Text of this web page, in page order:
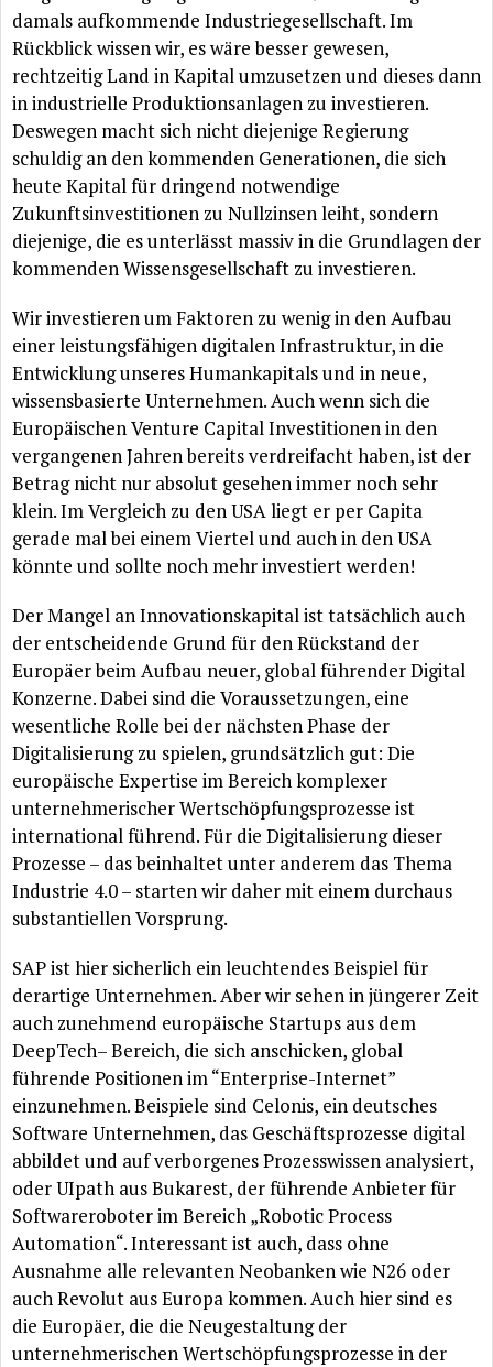
damals aufkommende Industriegesellschaft. Im
Rückblickwissen wir, eswärebesser gewesen,
rechtzeitig Land in Kapital umzusetzen und dieses dann
in industrielle Produktionsanlagen zu investieren.
Deswegen macht sich nicht diejenige Regierung
schuldig an den kommenden Generationen, die sich
heute Kapitalfür dringend notwendige
Zukunftsinvestitionen zu Nullzinsen leiht, sondern
diejenige, die esunterlässt massiv in die Grundlagen der
kommenden Wissensgesellschaft zu investieren.
Wir investieren um Faktoren zu wenig in den Aufbau
einerleistungsfähigen digitalen Infrastruktur, in die
Entwicklung unseres Humankapitals und in neue,
wissensbasierte Unternehmen. Auch wenn sich die
EuropäischenVenture Capital Investitionen in den
vergangenen Jahren bereits verdreifacht haben, ist der
Betrag nicht nur absolut gesehen immer noch sehr
klein. Im Vergleich zu den USA liegt er per Capita
gerade mal bei einem Viertel und auch in den USA
könnte und sollte noch mehr investiert werden!
Der Mangel an Innovationskapital isttatsächlich auch
der entscheidende Grund für denRückstand der
Europäerbeim Aufbau neuer, globalführenderDigital
Konzerne. Dabei sind die Voraussetzungen, eine
wesentliche Rolle bei der nächstenPhase der
Digitalisierung zu spielen, grundsätzlich gut: Die
europäische Expertise im Bereich komplexer
unternehmerischerWertschöpfungsprozesse ist
internationalführend.Für die Digitalisierung dieser
Prozesse – das beinhaltet unter anderem das Thema
Industrie 4.0 – starten wir daher mit einem durchaus
substantiellen Vorsprung.
SAP ist hier sicherlich ein leuchtendes Beispielfür
derartige Unternehmen. Aber wir sehen injüngerer Zeit
auch zunehmend europäische Startups aus dem
DeepTech– Bereich, die sich anschicken, global
führende Positionen im “Enterprise-Internet”
einzunehmen. Beispiele sind Celonis, ein deutsches
Software Unternehmen, das Geschäftsprozesse digital
abbildet und auf verborgenes Prozesswissen analysiert,
oderUIpath aus Bukarest, derführende Anbieterfür
Softwareroboter im Bereich „RoboticProcess
Automation“. Interessant ist auch, dass ohne
Ausnahme alle relevanten Neobanken wie N26 oder
auchRevolut aus Europa kommen. Auch hier sind es
die Europäer, die die Neugestaltung der
unternehmerischenWertschöpfungsprozesse in der